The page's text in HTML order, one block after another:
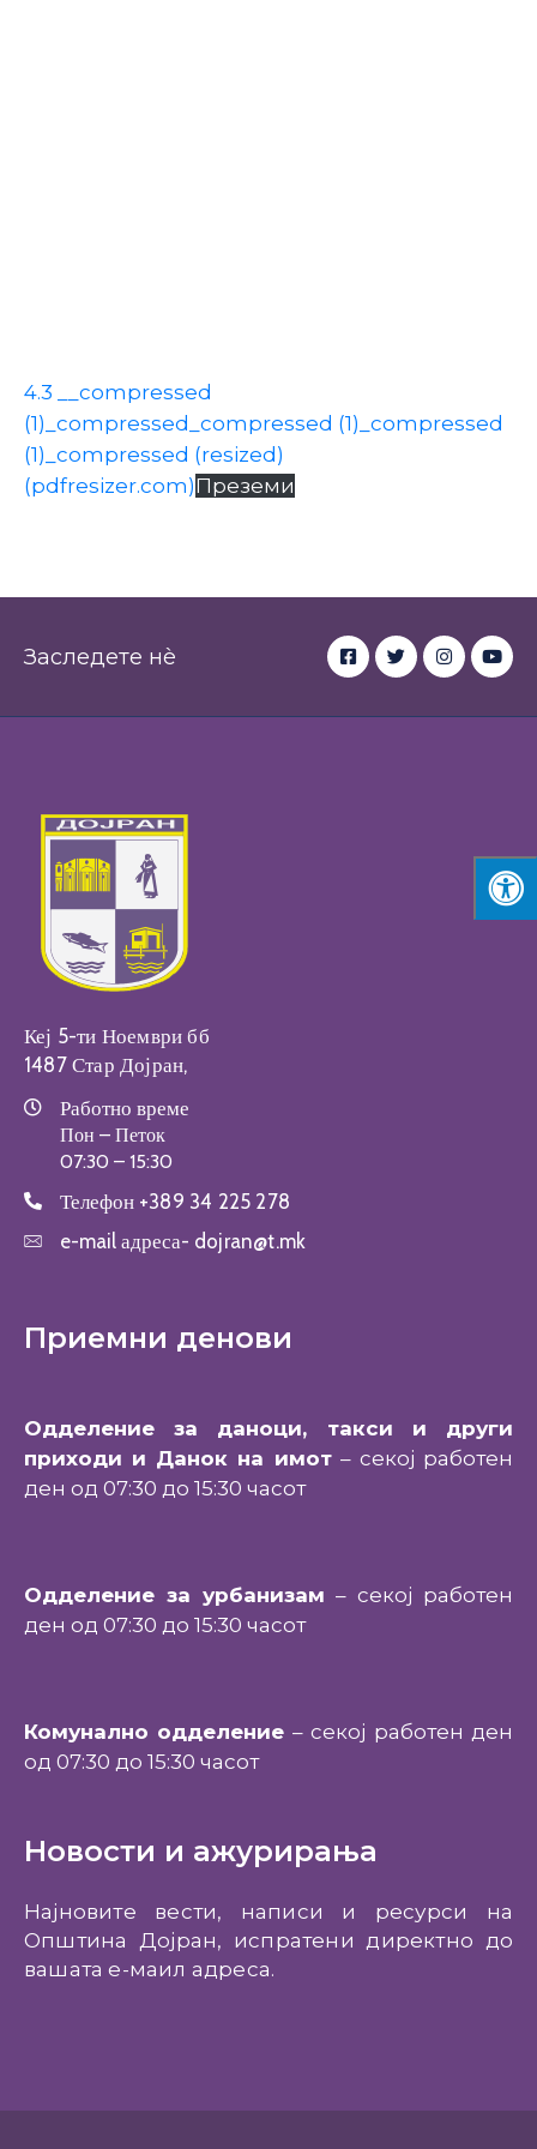
4.3 __compressed
(1)_compressed_compressed (1)_compressed
(1)_compressed (resized)
(pdfresizer.com)Преземи
Заследете нè
Кеј 5-ти Ноември бб
1487 Стар Дојран,
Работно време
Пон – Петок
07:30 – 15:30
Телефон +389 34 225 278
e-mail адреса- dojran@t.mk
Приемни денови
Одделение за даноци, такси и други
приходи и Данок на имот– секој работен
ден од 07:30 до 15:30 часот
Одделение за урбанизам – секој работен
ден од 07:30 до 15:30 часот
Комунално одделение – секој работен ден
од 07:30 до 15:30 часот
Новости и ажурирања
Најновите вести, написи и ресурси на
Општина Дојран, испратени директно до
вашата е-маил адреса.